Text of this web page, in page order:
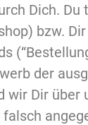
Dich.
bzw.
der
wir Dir über